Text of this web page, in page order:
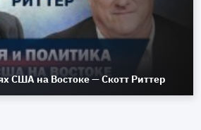
США на Востоке — Скотт Риттер